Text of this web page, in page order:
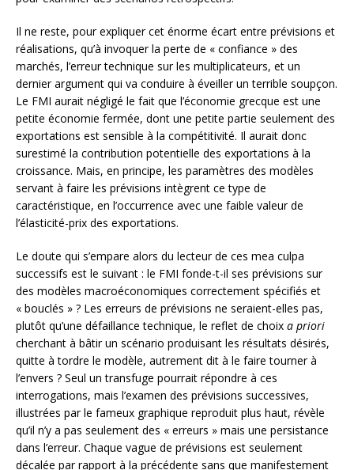
Il ne reste, pour expliquer cet énorme écart entre prévisions et
réalisations, qu’à invoquer la perte de « confiance » des
marchés, l’erreur technique sur les multiplicateurs, et un
dernier argument qui va conduire à éveiller un terrible soupçon.
Le FMI aurait négligé le fait que l’économie grecque est une
petite économie fermée, dont une petite partie seulement des
exportations est sensible à la compétitivité. Il aurait donc
surestimé la contribution potentielle des exportations à la
croissance. Mais, en principe, les paramètres des modèles
servant à faire les prévisions intègrent ce type de
caractéristique, en l’occurrence avec une faible valeur de
l’élasticité-prix des exportations.
Le doute qui s’empare alors du lecteur de ces mea culpa
successifs est le suivant : le FMI fonde-t-il ses prévisions sur
des modèles macroéconomiques correctement spécifiés et
« bouclés » ? Les erreurs de prévisions ne seraient-elles pas,
plutôt qu’une défaillance technique, le reflet de choix a priori
cherchant à bâtir un scénario produisant les résultats désirés,
quitte à tordre le modèle, autrement dit à le faire tourner à
l’envers ? Seul un transfuge pourrait répondre à ces
interrogations, mais l’examen des prévisions successives,
illustrées par le fameux graphique reproduit plus haut, révèle
qu’il n’y a pas seulement des « erreurs » mais une persistance
dans l’erreur. Chaque vague de prévisions est seulement
décalée par rapport à la précédente sans que manifestement